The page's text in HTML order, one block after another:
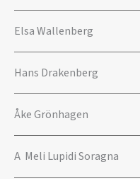
Elsa Wallenberg
Hans Drakenberg
Åke Grönhagen
A Meli Lupidi Soragna